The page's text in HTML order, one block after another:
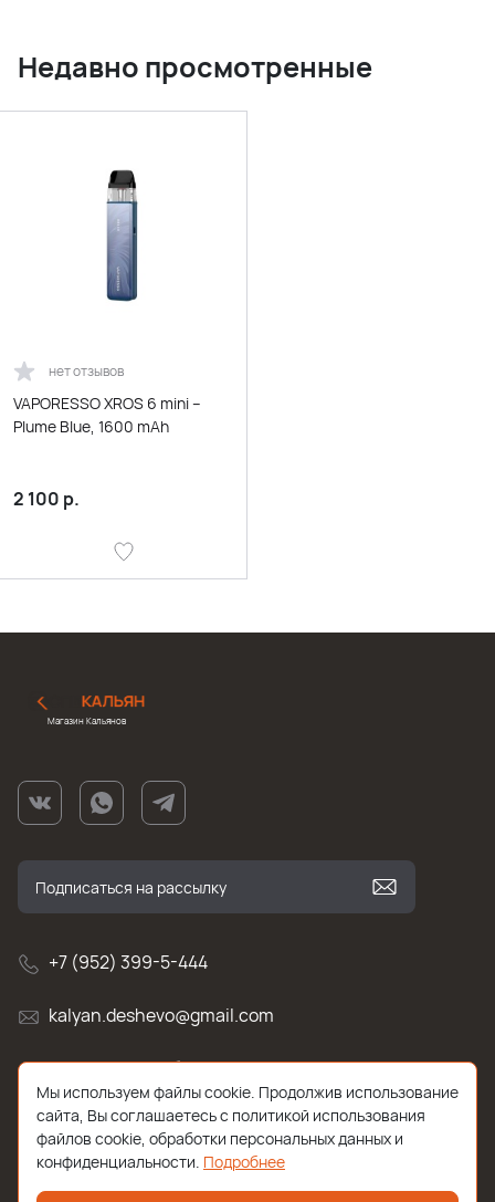
Недавно просмотренные
нет отзывов
VAPORESSO XROS 6 mini –
Plume Blue, 1600 mAh
2 100 р.
Магазин Кальянов
+7 (952) 399-5-444
kalyan.deshevo@gmail.com
г. Санкт-Петербург, улица Белы Куна , д.2к1
Мы используем файлы cookie. Продолжив использование
сайта, Вы соглашаетесь с политикой использования
файлов cookie, обработки персональных данных и
конфиденциальности. Подробнее